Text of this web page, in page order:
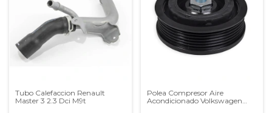
Tubo Calefaccion Renault
Master 3 2.3 Dci M9t
Polea Compresor Aire
Acondicionado Volkswagen